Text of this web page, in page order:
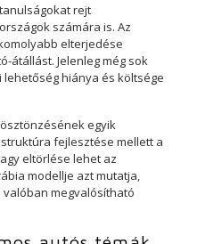
rejt
számára is. Az
elterjedése
átállást. Jelenleg még sok
hiánya és költsége
egyik
fejlesztése mellett a
eltörlése lehet az
modellje azt mutatja,
valóban megvalósítható